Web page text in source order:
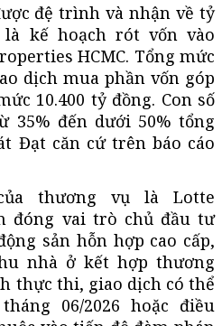
đệ trình và nhận về tỷ
kế hoạch rót vốn vào
HCMC. Tổng mức
dịch mua phần vốn góp
10.400 tỷ đồng. Con số
35% đến dưới 50% tổng
Đạt căn cứ trên báo cáo
thương vụ là Lotte
đóng vai trò chủ đầu tư
sản hỗn hợp cao cấp,
nhà ở kết hợp thương
thực thi, giao dịch có thể
06/2026 hoặc điều